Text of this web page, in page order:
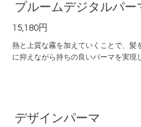
プルームデジタルパー
15,180円
熱と上質な霧を加えていくことで、髪
に抑えながら持ちの良いパーマを実現
デザインパーマ